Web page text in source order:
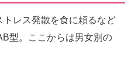
レス発散を食に頼るなど
型。ここからは男女別の